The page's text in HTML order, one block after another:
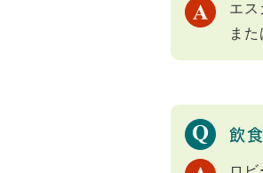
エス
ま
飲